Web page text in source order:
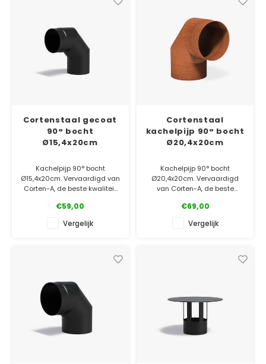
Cortenstaal gecoat
90° bocht
Ø15,4x20cm
Kachelpijp 90° bocht
Ø15,4x20cm. Vervaardigd van
Corten-A, de beste kwaliteit
een hittebestendige coating.
✓ Laagste prijsgarantie
€59,00
Vergelijk
Cortenstaal
kachelpijp 90° bocht
Ø20,4x20cm
Kachelpijp 90° bocht
Ø20,4x20cm. Vervaardigd
van Corten-A, de beste
✓ Laagste prijsgarantie
✓ Gratis bezorgd v.a. €500
€69,00
Vergelijk